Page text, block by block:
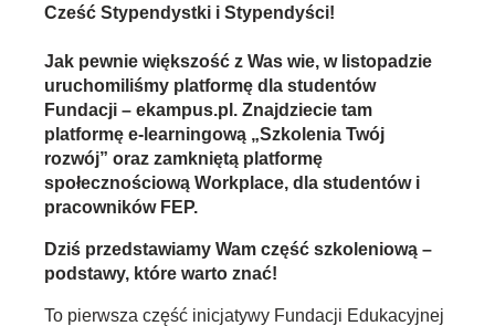
Cześć Stypendystki i Stypendyści!
Jak pewnie większość z Was wie, w listopadzie
uruchomiliśmy platformę dla studentów
Fundacji – ekampus.pl. Znajdziecie tam
platformę e-learningową „Szkolenia Twój
rozwój” oraz zamkniętą platformę
społecznościową Workplace, dla studentów i
pracowników FEP.
Dziś przedstawiamy Wam część szkoleniową –
podstawy, które warto znać!
To pierwsza część inicjatywy Fundacji Edukacyjnej